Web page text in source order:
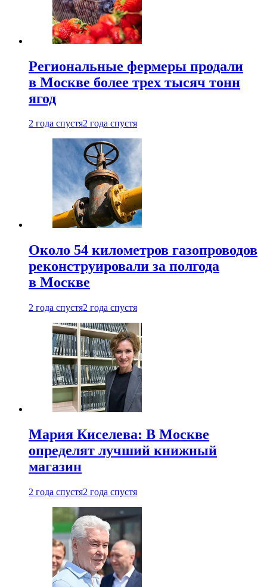
Региональные фермеры продали
в Москве более трех тысяч тонн
ягод
2 года спустя2 года спустя
Около 54 километров газопроводов
реконструировали за полгода
в Москве
2 года спустя2 года спустя
Мария Киселева: В Москве
определят лучший книжный
магазин
2 года спустя2 года спустя